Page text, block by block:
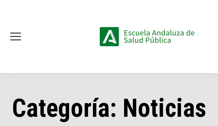
Categoría: Noticias